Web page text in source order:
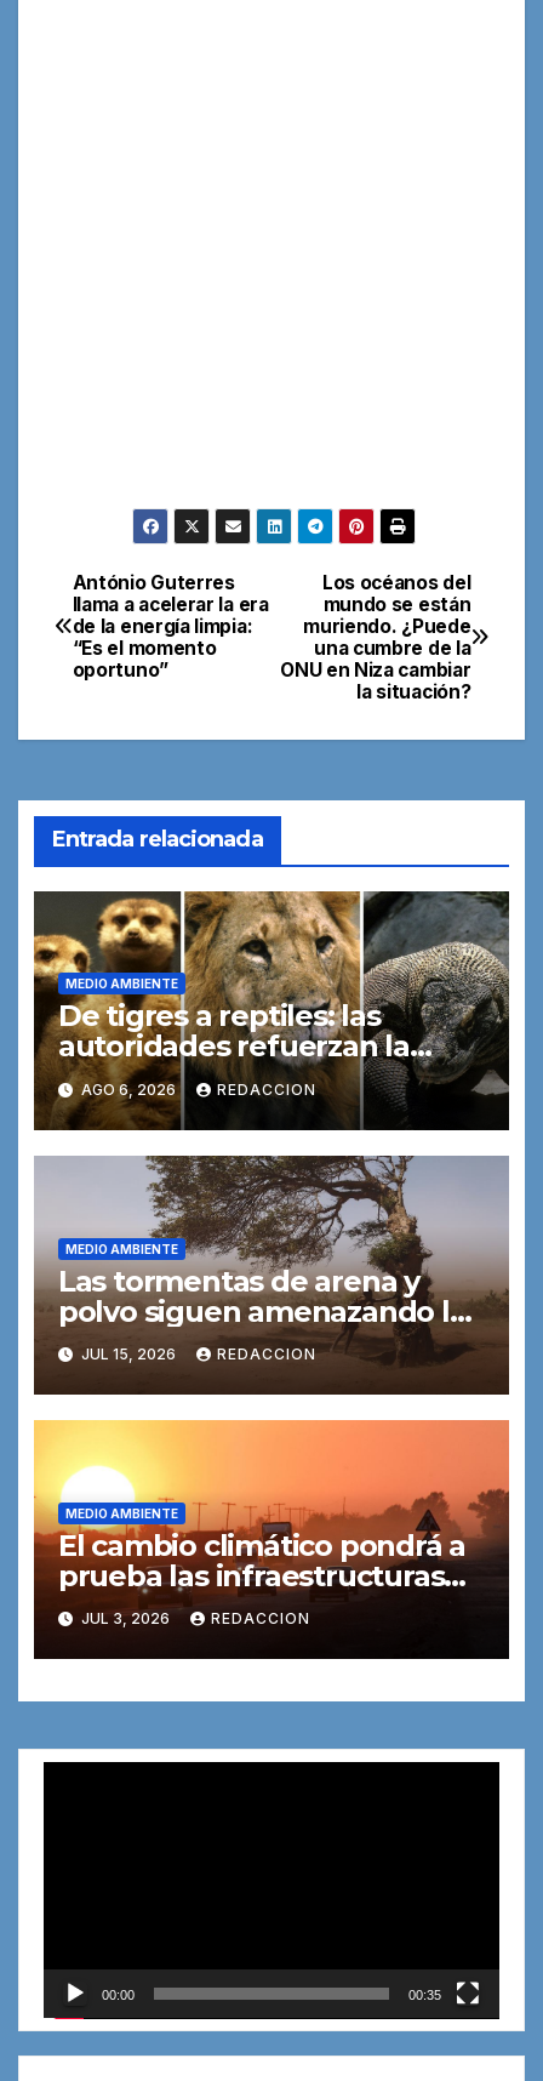
Navegación
de
entradas
Los océanos del
mundo se están
muriendo. ¿Puede
una cumbre de la
ONU en Niza cambiar
la situación?
António Guterres
llama a acelerar la era
de la energía limpia:
“Es el momento
oportuno”
Entrada relacionada
MEDIO AMBIENTE
De tigres a reptiles: las
autoridades refuerzan la
lucha contra las redes
mundiales de tráfico de
especies
AGO 6, 2026 REDACCION
MEDIO AMBIENTE
Las tormentas de arena y
polvo siguen amenazando la
salud y el medio ambiente
JUL 15, 2026 REDACCION
MEDIO AMBIENTE
El cambio climático pondrá a
prueba las infraestructuras
de transporte
JUL 3, 2026 REDACCION
00:00 00:35